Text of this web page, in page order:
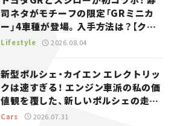
司ネタがモチーフの限定「GRミニカ
ー」4車種が登場。入手方法は？【クル
マとホビー】
Lifestyle 2026.08.04
新型ポルシェ・カイエン エレクトリッ
クは速すぎる！ エンジン車派の私の価
値観を覆した、新しいポルシェの走
り。
Cars 2026.07.31